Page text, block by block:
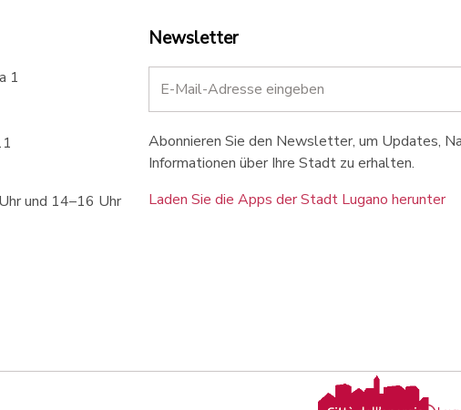
1
und 14–16 Uhr
Newsletter
Abonnieren Sie den Newsletter, um Updates,
Informationen über Ihre Stadt zu erhalten.
Laden Sie die Apps der Stadt Lugano herunter